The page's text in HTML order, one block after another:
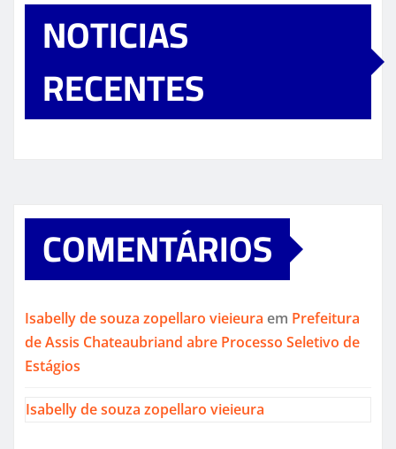
NOTICIAS
RECENTES
COMENTÁRIOS
Isabelly de souza zopellaro vieieura em Prefeitura
de Assis Chateaubriand abre Processo Seletivo de
Estágios
Isabelly de souza zopellaro vieieura